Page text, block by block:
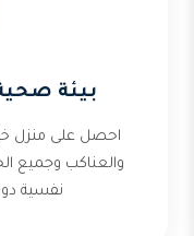
بيئة
احصل على منزل
والعناكب وجميع
نفسية